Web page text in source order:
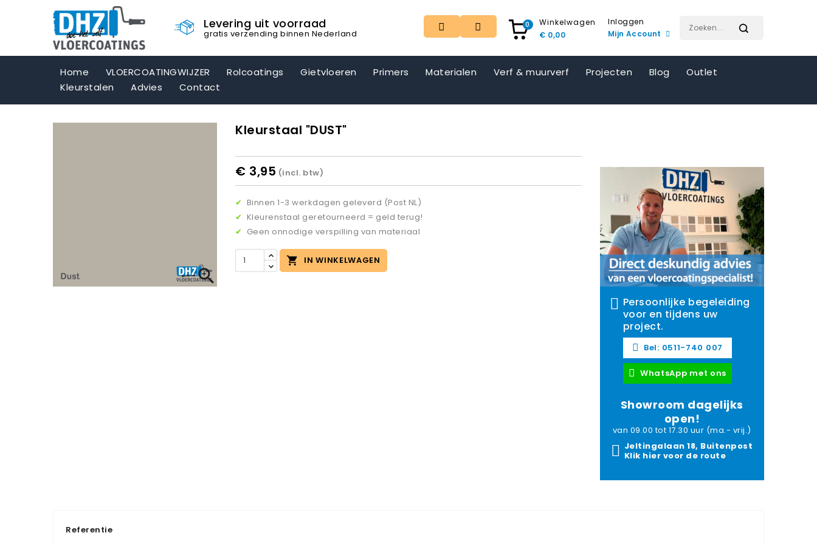
Levering uit voorraad
gratis verzending binnen Nederland
0
Winkelwagen
€ 0,00
Inloggen
Mijn Account
Home VLOERCOATINGWIJZER Rolcoatings Gietvloeren Primers Materialen Verf & muurverf Projecten Blog
Outlet
Kleurstalen
Advies Contact

Kleurstaal "DUST"
€ 3,95 (incl. btw)
✔ Binnen 1-3 werkdagen geleverd (Post NL)
✔ Kleurenstaal geretourneerd = geld terug!
✔ Geen onnodige verspilling van materiaal
 IN WINKELWAGEN
Persoonlijke begeleiding
voor en tijdens uw
project.
Bel: 0511-740 007
WhatsApp met ons
Showroom dagelijks
open!
van 09.00 tot 17.30 uur (ma.- vrij.)
Jeltingalaan 18, Buitenpost
Klik hier voor de route
Referentie